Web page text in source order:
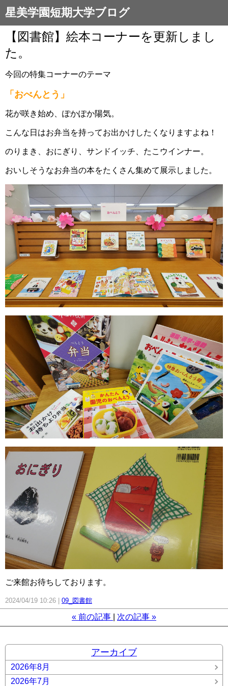
星美学園短期大学ブログ
【図書館】絵本コーナーを更新しまし
た。
今回の特集コーナーのテーマ
「おべんとう」
花が咲き始め、ぽかぽか陽気。
こんな日はお弁当を持ってお出かけしたくなりますよね！
のりまき、おにぎり、サンドイッチ、たこウインナー。
おいしそうなお弁当の本をたくさん集めて展示しました。
ご来館お待ちしております。
2024/04/19 10:26 09_図書館
« 前の記事 次の記事 »
アーカイブ
2026年8月
2026年7月